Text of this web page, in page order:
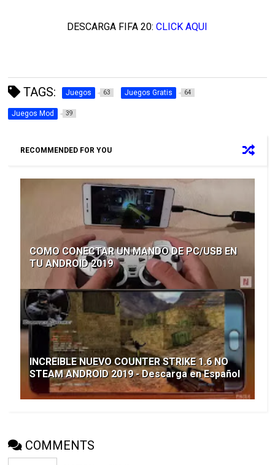
DESCARGA FIFA 20:CLICK AQUI
TAGS: Juegos 63 Juegos Gratis 64
Juegos Mod 39
RECOMMENDED FOR YOU
COMO CONECTAR UN MANDO DE PC/USB EN
TU ANDROID 2019
INCREIBLE NUEVO COUNTER STRIKE 1.6 NO
STEAM ANDROID 2019 - Descarga en Español
COMMENTS